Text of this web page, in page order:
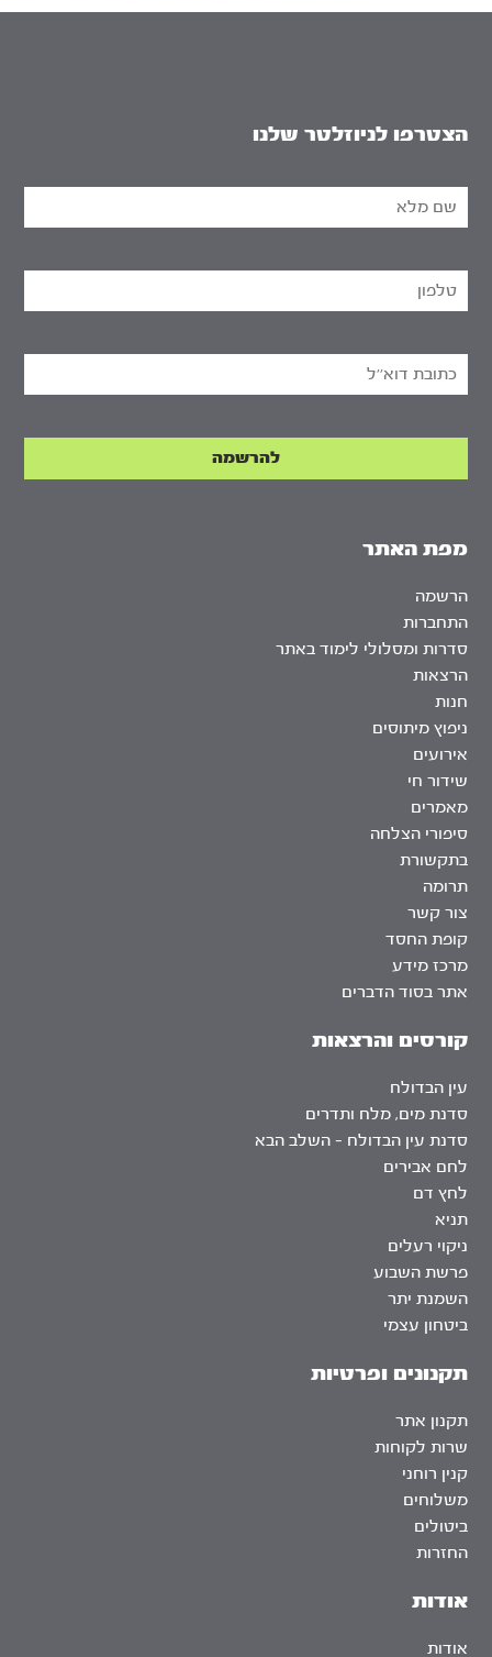
אודות
אודות
מפת האתר
הרשמה
התחברות
סדרות ומסלולי לימוד באתר
הרצאות
חנות
ניפוץ מיתוסים
אירועים
שידור חי
מאמרים
סיפורי הצלחה
בתקשורת
תרומה
צור קשר
קופת החסד
מרכז מידע
אתר בסוד הדברים
קורסים והרצאות
עין הבדולח
סדנת מים, מלח ותדרים
סדנת עין הבדולח – השלב הבא
לחם אבירים
לחץ דם
תניא
ניקוי רעלים
פרשת השבוע
השמנת יתר
ביטחון עצמי
תקנונים ופרטיות
תקנון אתר
שרות לקוחות
קנין רוחני
משלוחים
ביטולים
החזרות
הצטרפו לניוזלטר שלנו